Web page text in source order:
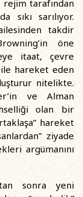
tarafından
sarılıyor.
takdir
öne
itaat, çevre
ile hareket eden
nitelikte.
ve Alman
olan bir
hareket
ziyade
argümanını
sonra yeni